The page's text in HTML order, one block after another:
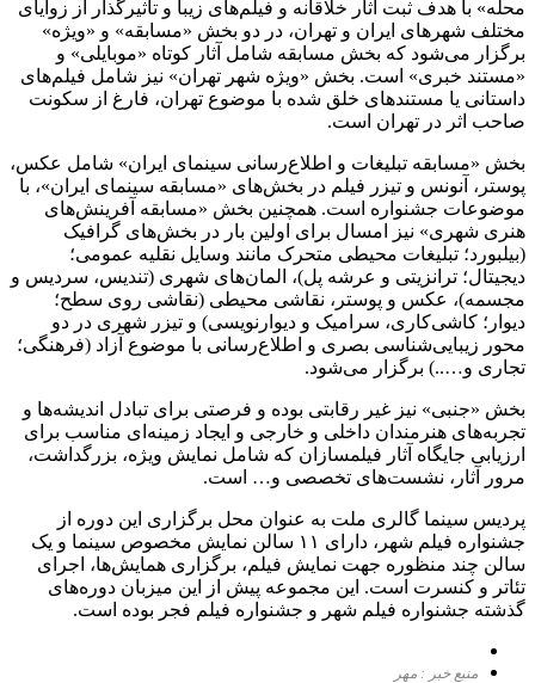
محله» با هدف ثبت آثار خلاقانه و فیلم‌های زیبا و تأثیرگذار از زوایای
مختلف شهرهای ایران و تهران، در دو بخش «مسابقه» و «ویژه»
برگزار می‌شود که بخش مسابقه شامل آثار کوتاه «موبایلی» و
«مستند خبری» است. بخش «ویژه شهر تهران» نیز شامل فیلم‌های
داستانی یا مستندهای خلق شده با موضوع تهران، فارغ از سکونت
صاحب اثر در تهران است.
بخش «مسابقه تبلیغات و اطلاع‌رسانی سینمای ایران» شامل عکس،
پوستر، آنونس و تیزر فیلم در بخش‌های «مسابقه سینمای ایران»، با
موضوعات جشنواره است. همچنین بخش «مسابقه آفرینش‌های
هنری شهری» نیز امسال برای اولین بار در بخش‌های گرافیک
(بیلبورد؛ تبلیغات محیطی متحرک مانند وسایل نقلیه عمومی؛
دیجیتال؛ ترانزیتی و عرشه پل)، المان‌های شهری (تندیس، سردیس و
مجسمه)، عکس و پوستر، نقاشی محیطی (نقاشی روی سطح؛
دیوار؛ کاشی‌کاری، سرامیک و دیوارنویسی) و تیزر شهری در دو
محور زیبایی‌شناسی بصری و اطلاع‌رسانی با موضوع آزاد (فرهنگی؛
تجاری و…..) برگزار می‌شود.
بخش «جنبی» نیز غیر رقابتی بوده و فرصتی برای تبادل اندیشه‌ها و
تجربه‌های هنرمندان داخلی و خارجی و ایجاد زمینه‌ای مناسب برای
ارزیابی جایگاه آثار فیلمسازان که شامل نمایش ویژه، بزرگداشت،
مرور آثار، نشست‌های تخصصی و… است.
پردیس سینما گالری ملت به عنوان محل برگزاری این دوره از
جشنواره فیلم شهر، دارای ۱۱ سالن نمایش مخصوص سینما و یک
سالن چند منظوره جهت نمایش فیلم، برگزاری همایش‌ها، اجرای
تئاتر و کنسرت است. این مجموعه پیش از این میزبان دوره‌های
گذشته جشنواره فیلم شهر و جشنواره فیلم فجر بوده است.
منبع خبر : مهر